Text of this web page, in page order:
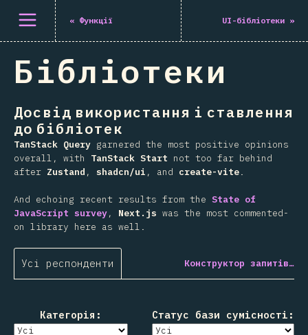
Відкрити меню
« Функції UI-бібліотеки »
Бібліотеки
Досвід використання і ставлення
до бібліотек
TanStack Query garnered the most positive opinions
overall, with TanStack Start not too far behind
after Zustand , shadcn/ui , and create-vite.
And echoing recent results from the State of
JavaScript survey, Next.js was the most commented-
on library here as well.
Усі респонденти Конструктор запитів…
Категорія: Статус бази сумісності: